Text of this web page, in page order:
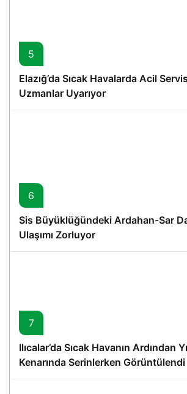
5
Elazığ’da Sıcak Havalarda Acil
Uzmanlar Uyarıyor
6
Sis Büyüklüğündeki Ardahan-Sar
Ulaşımı Zorluyor
7
Ilıcalar’da Sıcak Havanın Ardından
Kenarında Serinlerken Görüntülendi